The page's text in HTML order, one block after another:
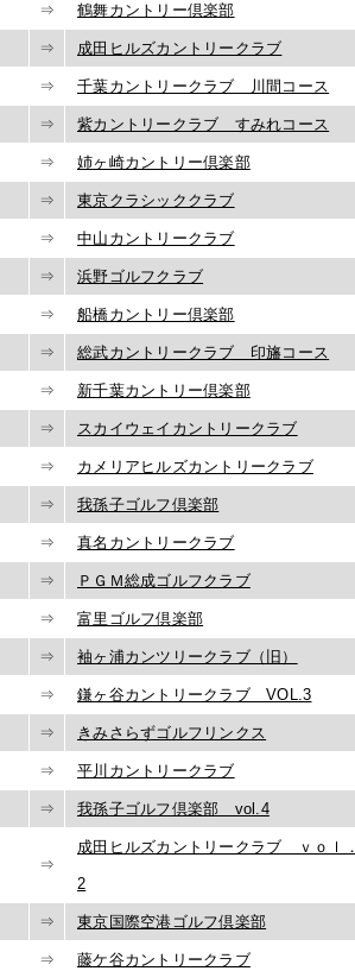
⇒ 鶴舞カントリー倶楽部
⇒ 成田ヒルズカントリークラブ
⇒ 千葉カントリークラブ 川間コース
⇒ 紫カントリークラブ すみれコース
⇒ 姉ヶ崎カントリー倶楽部
⇒ 東京クラシッククラブ
⇒ 中山カントリークラブ
⇒ 浜野ゴルフクラブ
⇒ 船橋カントリー倶楽部
⇒ 総武カントリークラブ 印旛コース
⇒ 新千葉カントリー倶楽部
⇒ スカイウェイカントリークラブ
⇒ カメリアヒルズカントリークラブ
⇒ 我孫子ゴルフ倶楽部
⇒ 真名カントリークラブ
⇒ ＰＧＭ総成ゴルフクラブ
⇒ 富里ゴルフ倶楽部
⇒ 袖ヶ浦カンツリークラブ（旧）
⇒ 鎌ヶ谷カントリークラブ VOL.3
⇒ きみさらずゴルフリンクス
⇒ 平川カントリークラブ
⇒ 我孫子ゴルフ倶楽部 vol.4
⇒
成田ヒルズカントリークラブ ｖｏｌ．
2
⇒ 東京国際空港ゴルフ倶楽部
⇒ 藤ケ谷カントリークラブ